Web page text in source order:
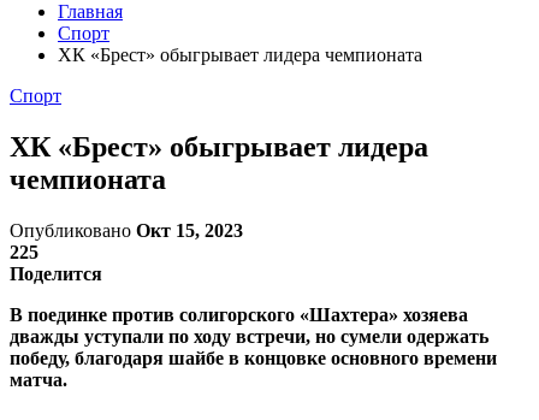
Главная
Спорт
ХК «Брест» обыгрывает лидера чемпионата
Спорт
ХК «Брест» обыгрывает лидера
чемпионата
Опубликовано Окт 15, 2023
225
Поделится
В поединке против солигорского «Шахтера» хозяева
дважды уступали по ходу встречи, но сумели одержать
победу, благодаря шайбе в концовке основного времени
матча.